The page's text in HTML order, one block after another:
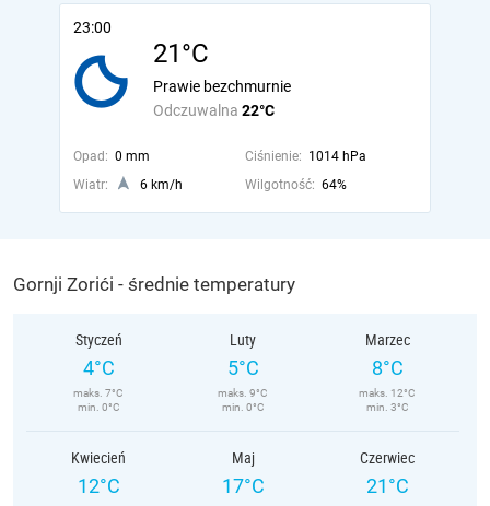
23:00
21°C
Odczuwalna 22°C
Prawie bezchmurnie
Opad: 0 mm Ciśnienie: 1014 hPa
Wiatr:
6 km/h Wilgotność: 64%
Gornji Zorići - średnie temperatury
Styczeń
4°C
maks. 7°C
min. 0°C
Luty
5°C
maks. 9°C
min. 0°C
Marzec
8°C
maks. 12°C
min. 3°C
Kwiecień
12°C
Maj
17°C
Czerwiec
21°C